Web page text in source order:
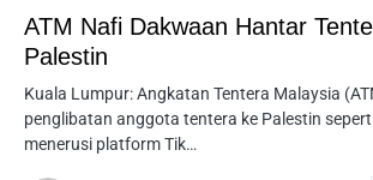
ATM Nafi Dakwaan Hantar
Palestin
Kuala Lumpur: Angkatan Tentera Malaysia
penglibatan anggota tentera ke Palestin
menerusi platform Tik…